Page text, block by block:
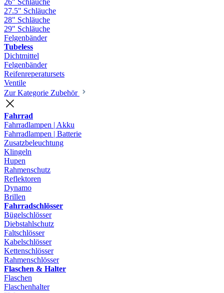
27.5" Schläuche
28" Schläuche
29" Schläuche
Felgenbänder
Tubeless
Dichtmittel
Felgenbänder
Reifenreperatursets
Ventile
Zur Kategorie Zubehör
Fahrrad
Fahrradlampen | Akku
Fahrradlampen | Batterie
Zusatzbeleuchtung
Klingeln
Hupen
Rahmenschutz
Reflektoren
Dynamo
Brillen
Fahrradschlösser
Bügelschlösser
Diebstahlschutz
Faltschlösser
Kabelschlösser
Kettenschlösser
Rahmenschlösser
Flaschen & Halter
Flaschen
Flaschenhalter